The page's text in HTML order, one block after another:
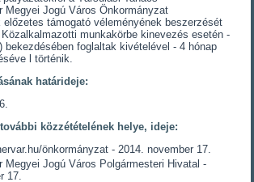
Megyei Jogú Város Önkormányzat
előzetes támogató véleményének beszerzését
munkakörbe kinevezés esetén -
bekezdésében foglaltak kivételével - 4 hónap
l történik.
határideje:
közzétételének helye, ideje:
önkormányzat - 2014. november 17.
Megyei Jogú Város Polgármesteri Hivatal -
17.